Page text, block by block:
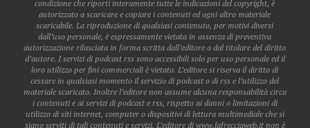
condizione che riporti interamente tutte le indicazioni del copyright, è
autorizzato a scaricare e copiare i contenuti ed ogni altro materiale
scaricabile. La riproduzione di qualsiasi contenuto, per motivi diversi
dall’uso personale, è espressamente vietata in assenza di preventiva
autorizzazione rilasciata in forma scritta dall’editore o dal titolare del diritto
d’autore. I servizi di podcast rss sono accessibili solo per uso personale ed il
loro utilizzo per fini commerciali è vietato. L’editore si riserva il diritto di
cessare in qualsiasi momento il servizio di podcast o di rss e l’utilizzo del
materiale scaricato. Inoltre l’editore non assume alcuna responsabilità circa
i contenuti e ai servizi di podcast e rss, rispetto ai danni o limitazioni di
utilizzo di siti internet, computer o dispositivi di lettura multimediale che si
siano serviti di tali contenuti e servizi. L’editore di www.lafrecciaweb.it non è